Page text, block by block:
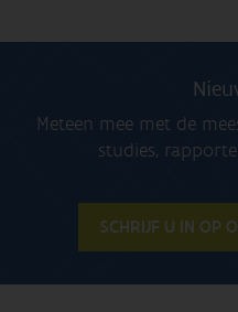
Meteen mee met de
studies,
SCHRIJF U IN OP